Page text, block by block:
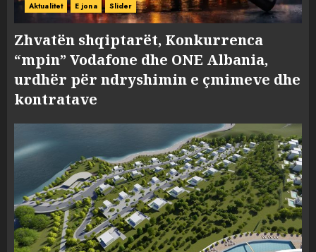
Aktualitet E jona Slider
Zhvatën shqiptarët, Konkurrenca
“mpin” Vodafone dhe ONE Albania,
urdhër për ndryshimin e çmimeve dhe
kontratave